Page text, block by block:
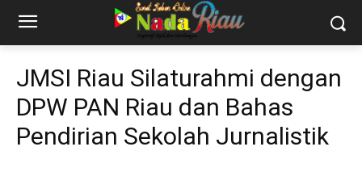
JMSI Riau Silaturahmi dengan
DPW PAN Riau dan Bahas
Pendirian Sekolah Jurnalistik